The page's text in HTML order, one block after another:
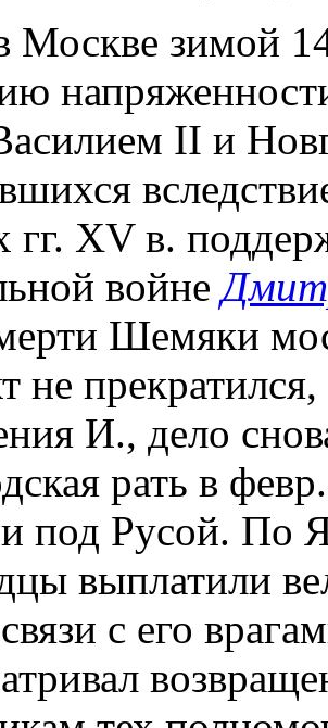
Москве зимой
II и
гг. XV в.
войне
Шемяки
не
И., дело
рать в
под Русой. По
выплатили
с его